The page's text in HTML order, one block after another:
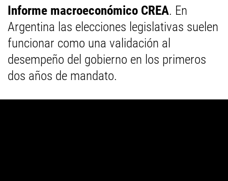
Informe macroeconómico CREA. En
Argentina las elecciones legislativas suelen
funcionar como una validación al
desempeño del gobierno en los primeros
dos años de mandato.